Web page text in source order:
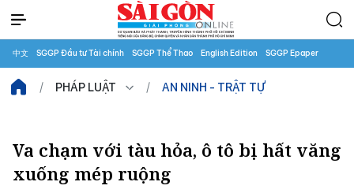
中文 SGGP Đầu tư Tài chính SGGP Thể Thao English Edition SGGP Epaper
PHÁP LUẬT AN NINH - TRẬT TỰ
Va chạm với tàu hỏa, ô tô bị hất văng
xuống mép ruộng